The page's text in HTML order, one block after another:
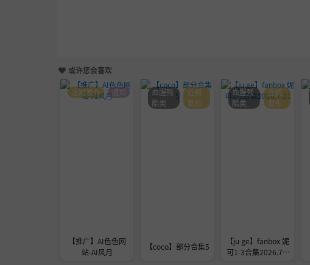
或许您会喜欢
【推广】AI色色网
站-AI风月
近期发布 通知
【coco】部分合集5
血腥残
酷类
近期
发布
【ju ge】fanbox 妮
可1-3合集2026.7.2
血腥残
酷类
近期
发布